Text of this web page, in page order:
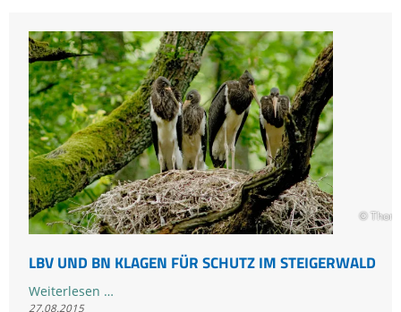
©
LBV UND BN KLAGEN FÜR SCHUTZ IM STEIGERWALD
Weiterlesen …
27.08.2015